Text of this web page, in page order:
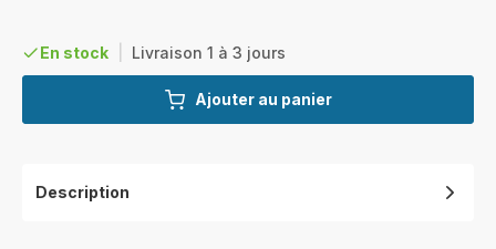
En stock Livraison 1 à 3 jours
Ajouter au panier
Description